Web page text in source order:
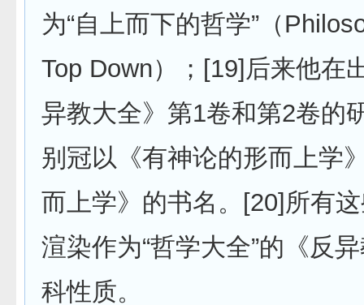
为“自上而下的哲学”（
Top Down）；[19]后来他在
异教大全》第1卷和第2卷的
别冠以《有神论的形而上学
而上学》的书名。[20]所有
渲染作为“哲学大全”的《反
科性质。